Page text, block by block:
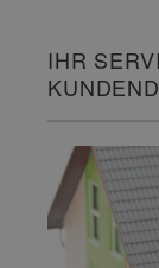
IHR